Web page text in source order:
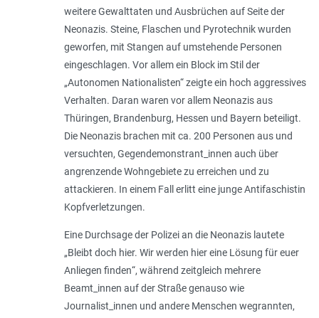
weitere Gewalttaten und Ausbrüchen auf Seite der
Neonazis. Steine, Flaschen und Pyrotechnik wurden
geworfen, mit Stangen auf umstehende Personen
eingeschlagen. Vor allem ein Block im Stil der
„Autonomen Nationalisten“ zeigte ein hoch aggressives
Verhalten. Daran waren vor allem Neonazis aus
Thüringen, Brandenburg, Hessen und Bayern beteiligt.
Die Neonazis brachen mit ca. 200 Personen aus und
versuchten, Gegendemonstrant_innen auch über
angrenzende Wohngebiete zu erreichen und zu
attackieren. In einem Fall erlitt eine junge Antifaschistin
Kopfverletzungen.
Eine Durchsage der Polizei an die Neonazis lautete
„Bleibt doch hier. Wir werden hier eine Lösung für euer
Anliegen finden“, während zeitgleich mehrere
Beamt_innen auf der Straße genau­so wie
Journalist_innen und andere Menschen wegrannten,